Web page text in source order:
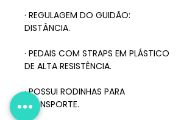
· REGULAGEM DO GUIDÃO:
DISTÂNCIA.
· PEDAIS COM STRAPS EM PLÁSTICO
DE ALTA RESISTÊNCIA.
· POSSUI RODINHAS PARA
TRANSPORTE.